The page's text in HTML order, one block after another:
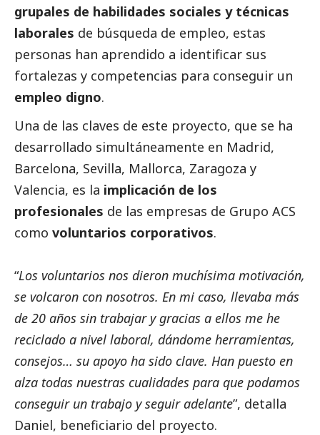
grupales de habilidades sociales y técnicas
laborales de búsqueda de empleo, estas
personas han aprendido a identificar sus
fortalezas y competencias para conseguir un
empleo digno.
Una de las claves de este proyecto, que se ha
desarrollado simultáneamente en Madrid,
Barcelona, Sevilla, Mallorca, Zaragoza y
Valencia, es la implicación de los
profesionales de las empresas de Grupo ACS
como voluntarios corporativos.
“Los voluntarios nos dieron muchísima motivación,
se volcaron con nosotros. En mi caso, llevaba más
de 20 años sin trabajar y gracias a ellos me he
reciclado a nivel laboral, dándome herramientas,
consejos… su apoyo ha sido clave. Han puesto en
alza todas nuestras cualidades para que podamos
conseguir un trabajo y seguir adelante”, detalla
Daniel, beneficiario del proyecto.